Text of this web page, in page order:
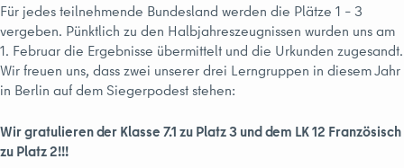
Für jedes teilnehmende Bundesland werden die Plätze 1 – 3
vergeben. Pünktlich zu den Halbjahreszeugnissen wurden uns am
1. Februar die Ergebnisse übermittelt und die Urkunden zugesandt.
Wir freuen uns, dass zwei unserer drei Lerngruppen in diesem Jahr
in Berlin auf dem Siegerpodest stehen:
Wir gratulieren der Klasse 7.1 zu Platz 3 und dem LK 12 Französisch
zu Platz 2!!!